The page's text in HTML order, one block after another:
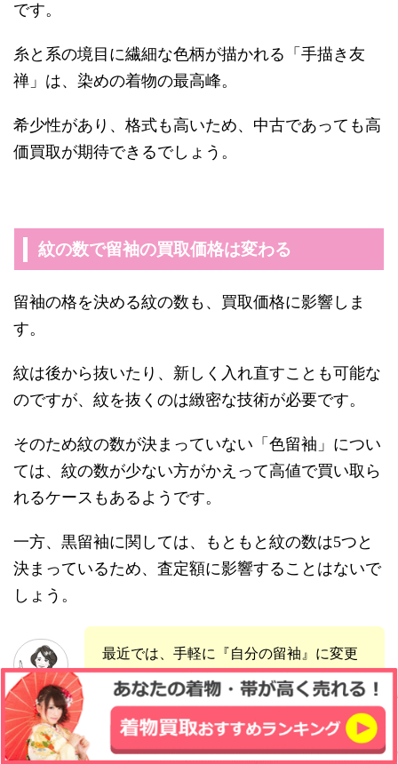
です。
糸と系の境目に繊細な色柄が描かれる「手描き友
禅」は、染めの着物の最高峰。
希少性があり、格式も高いため、中古であっても高
価買取が期待できるでしょう。
紋の数で留袖の買取価格は変わる
留袖の格を決める紋の数も、買取価格に影響しま
す。
紋は後から抜いたり、新しく入れ直すことも可能な
のですが、紋を抜くのは緻密な技術が必要です。
そのため紋の数が決まっていない「色留袖」につい
ては、紋の数が少ない方がかえって高値で買い取ら
れるケースもあるようです。
一方、黒留袖に関しては、もともと紋の数は5つと
決まっているため、査定額に影響することはないで
しょう。
きもの講師
ともこ
最近では、手軽に『自分の留袖』に変更
できる『家紋シール』といったものもあ
ります！